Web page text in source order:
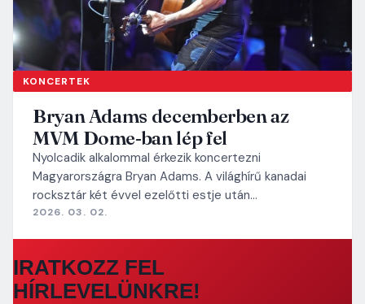
KONCERTEK
Bryan Adams decemberben az
MVM Dome-ban lép fel
Nyolcadik alkalommal érkezik koncertezni
Magyarországra Bryan Adams. A világhírű kanadai
rocksztár két évvel ezelőtti estje után…
2026. 03. 02.
IRATKOZZ FEL
HÍRLEVELÜNKRE!